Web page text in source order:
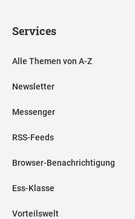
Services
Alle Themen von A-Z
Newsletter
Messenger
RSS-Feeds
Browser-Benachrichtigung
Ess-Klasse
Vorteilswelt